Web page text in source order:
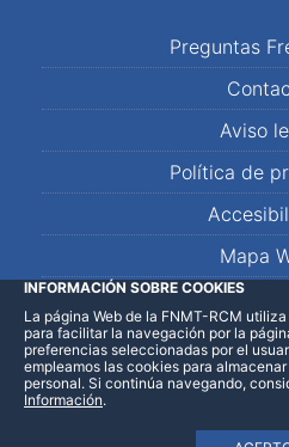
Preguntas
Aviso
Política de
Mapa
LinkedInFacebookWhatsApp
INFORMACIÓN SOBRE COOKIES
La página Web de la FNMT-RCM
para facilitar la navegación por la
preferencias seleccionadas por el
empleamos las cookies para
personal. Si continúa navegando,
Información.